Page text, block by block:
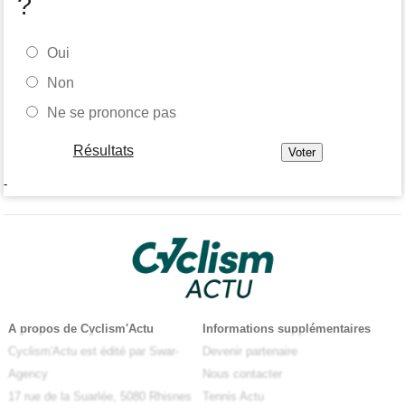
Oui
Non
Ne se prononce pas
Résultats
-
A propos de Cyclism'Actu
Cyclism'Actu est édité par Swar-
Agency
17 rue de la Suarlée, 5080 Rhisnes
Informations supplémentaires
Devenir partenaire
Nous contacter
Tennis Actu